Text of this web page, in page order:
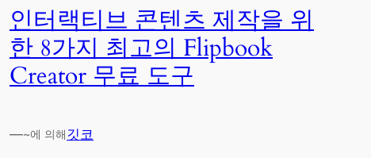
인터랙티브 콘텐츠 제작을 위
한 8가지 최고의 Flipbook
Creator 무료 도구
—~에 의해깃코